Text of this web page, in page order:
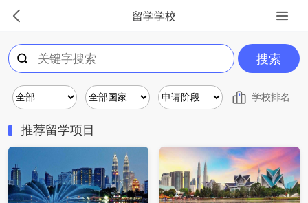
留学学校
搜索
学校排名
推荐留学项目